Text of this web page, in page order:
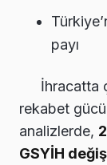
payı
İhracatta
rekabet
analizlerde,
GSYİH